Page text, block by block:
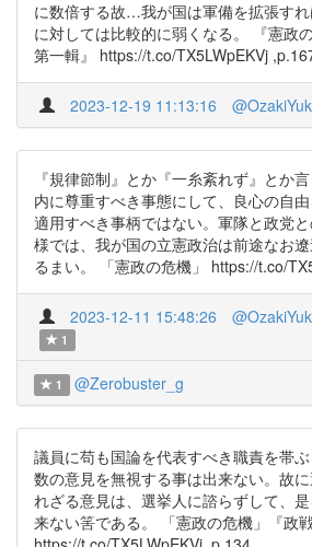
に数倍する故…我が国は軍備を拡張す
に対しては比較的に弱くなる。 『憲政
第一輯』 https://t.co/TX5LWpEKVj
2023-12-19 11:13:16
『規律節制』とか『一糸紊れず』とか
内に尊重すべき事態にして、良心の自
適用すべき事柄ではない。軍隊と政党
様では、我が国の立憲政治は前途なお
るまい。 「憲政の危機」 https://t.co/
2023-12-11 15:48:26
1
1 @Zerobuster_g
議員に苟も国論を代表すべき職責を帯
数の意見を無視する事は出来ない。故
れざる意見は、選挙人に諮らずして、
来ない筈である。 「憲政の危機」『政